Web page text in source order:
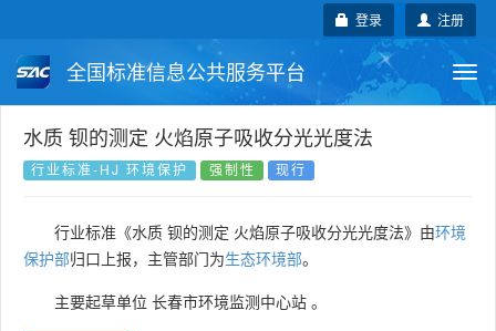
注册
登录
全国标准信息公共服务平台
国家标准 行业标准 地方标准
国外标准 技术委员会
水质 钡的测定 火焰原子吸收分光光度法
行业标准-HJ 环境保护 强制性 现行
行业标准《水质 钡的测定 火焰原子吸收分光光度法》由环境
保护部归口上报，主管部门为生态环境部。
主要起草单位 长春市环境监测中心站 。